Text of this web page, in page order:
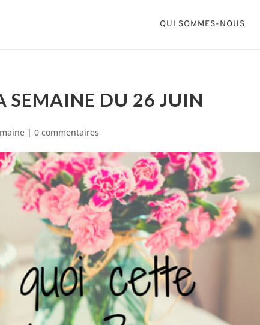
QUI SOMMES-NOUS
SEMAINE DU 26 JUIN
|0 commentaires